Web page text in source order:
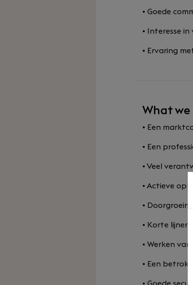
• Goede
• Interesse
• Ervaring
What
• Een
• Een
• Veel
• Actieve
•
• Korte
• Werken
• Een